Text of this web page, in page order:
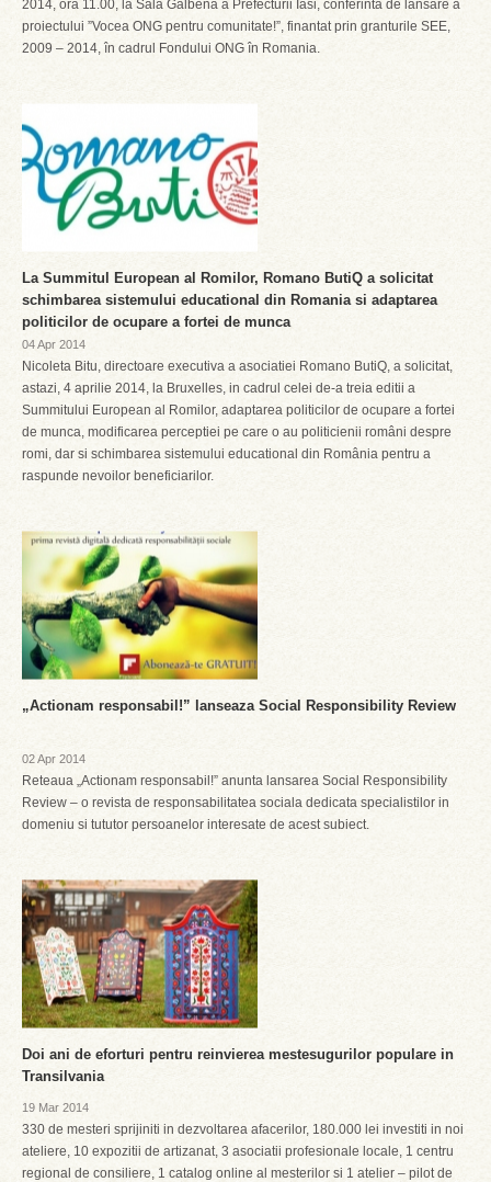
2014, ora 11.00, la Sala Galbena a Prefecturii Iasi, conferinta de lansare a
proiectului ”Vocea ONG pentru comunitate!”, finantat prin granturile SEE,
2009 – 2014, în cadrul Fondului ONG în Romania.
La Summitul European al Romilor, Romano ButiQ a solicitat
schimbarea sistemului educational din Romania si adaptarea
politicilor de ocupare a fortei de munca
04 Apr 2014
Nicoleta Bitu, directoare executiva a asociatiei Romano ButiQ, a solicitat,
astazi, 4 aprilie 2014, la Bruxelles, in cadrul celei de-a treia editii a
Summitului European al Romilor, adaptarea politicilor de ocupare a fortei
de munca, modificarea perceptiei pe care o au politicienii români despre
romi, dar si schimbarea sistemului educational din România pentru a
raspunde nevoilor beneficiarilor.
„Actionam responsabil!” lanseaza Social Responsibility Review
02 Apr 2014
Reteaua „Actionam responsabil!” anunta lansarea Social Responsibility
Review – o revista de responsabilitatea sociala dedicata specialistilor in
domeniu si tututor persoanelor interesate de acest subiect.
Doi ani de eforturi pentru reinvierea mestesugurilor populare in
Transilvania
19 Mar 2014
330 de mesteri sprijiniti in dezvoltarea afacerilor, 180.000 lei investiti in noi
ateliere, 10 expozitii de artizanat, 3 asociatii profesionale locale, 1 centru
regional de consiliere, 1 catalog online al mesterilor si 1 atelier – pilot de